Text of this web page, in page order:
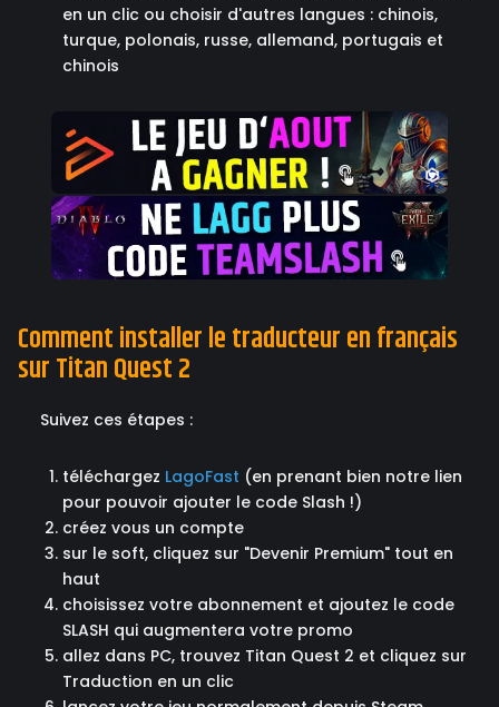
en un clic ou choisir d'autres langues : chinois,
turque, polonais, russe, allemand, portugais et
chinois
Comment installer le traducteur en français
sur Titan Quest 2
Suivez ces étapes :
téléchargez LagoFast (en prenant bien notre lien
pour pouvoir ajouter le code Slash !)
créez vous un compte
sur le soft, cliquez sur "Devenir Premium" tout en
haut
choisissez votre abonnement et ajoutez le code
SLASH qui augmentera votre promo
allez dans PC, trouvez Titan Quest 2 et cliquez sur
Traduction en un clic